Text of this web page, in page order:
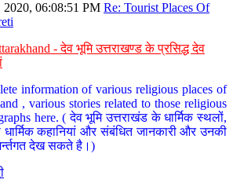
2020, 06:08:51 PM Re: Tourist Places Of
- देव भूमि उत्तराखण्ड के प्रसिद्ध देव
information of various religious places of
, various stories related to those religious
here. ( देव भूमि उत्तराखंड के धार्मिक स्थलों,
कहानियां और संबंधित जानकारी और उनकी
देख सकते है।)